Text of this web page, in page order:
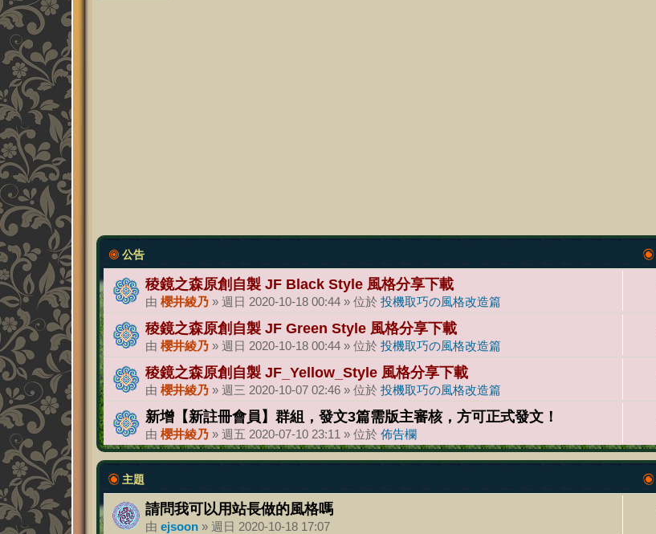
公告
稜鏡之森原創自製 JF Black Style 風格分享下載
由 櫻井綾乃 » 週日 2020-10-18 00:44 » 位於 投機取巧の風格改造篇
稜鏡之森原創自製 JF Green Style 風格分享下載
由 櫻井綾乃 » 週日 2020-10-18 00:44 » 位於 投機取巧の風格改造篇
稜鏡之森原創自製 JF_Yellow_Style 風格分享下載
由 櫻井綾乃 » 週三 2020-10-07 02:46 » 位於 投機取巧の風格改造篇
新增【新註冊會員】群組，發文3篇需版主審核，方可正式發文！
由 櫻井綾乃 » 週五 2020-07-10 23:11 » 位於 佈告欄
主題
請問我可以用站長做的風格嗎
由 ejsoon » 週日 2020-10-18 17:07